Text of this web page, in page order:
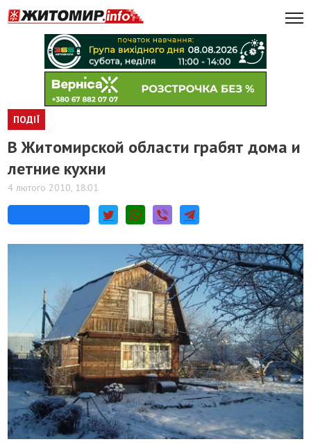
ПОДІЇ
В Житомирской области грабят дома и
летние кухни
4 лютого 2010, 18:01